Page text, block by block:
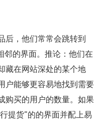
后，他们常常会跳转到
邻的界面。推论：他们在
藏在网站深处的某个地
户能够更容易地找到需要
购买的用户的数量。如果
提货”的的界面并配上易